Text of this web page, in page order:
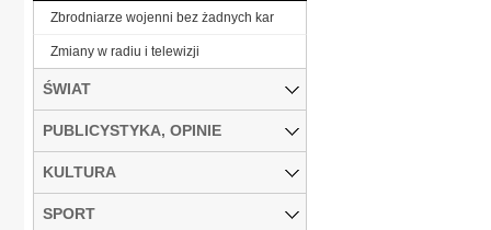
Zbrodniarze wojenni bez żadnych kar
Zmiany w radiu i telewizji
ŚWIAT
PUBLICYSTYKA, OPINIE
KULTURA
SPORT